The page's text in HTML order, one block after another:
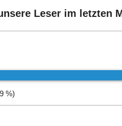
Leser im letzten
%)